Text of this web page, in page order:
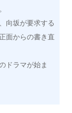
向坂が要求する
面からの書き直
ドラマが始ま